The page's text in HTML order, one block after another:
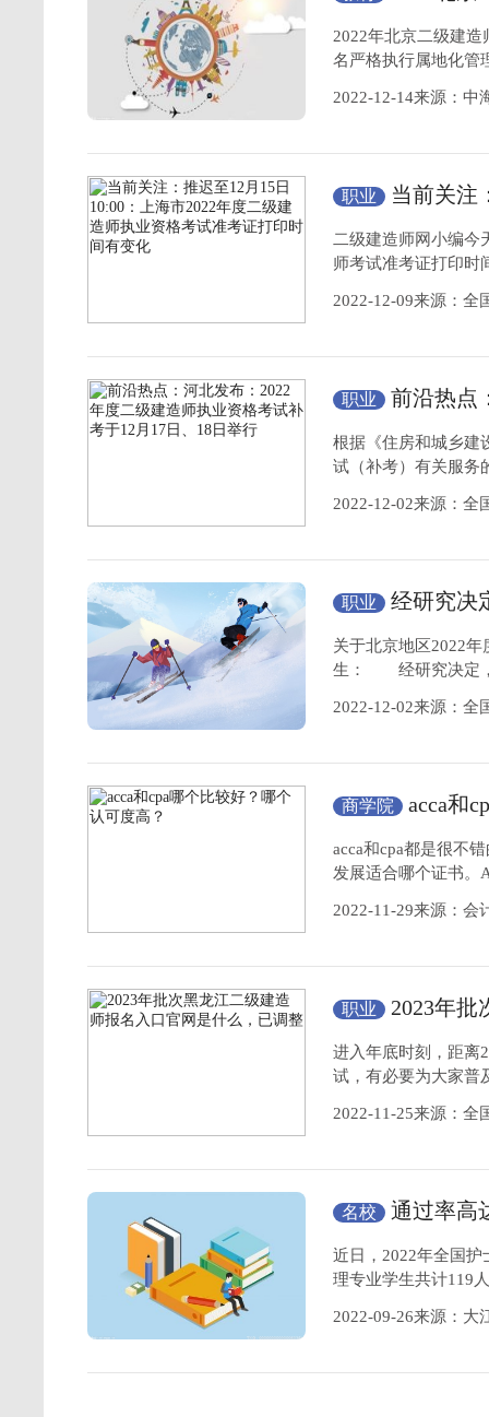
考试内容)
2022年北京二级建
名严格执行属地化管
2022-12-14来源：中
职业
当前关注
年度二级建造师
二级建造师网小编今
师考试准考证打印时
2022-12-09来源：全
职业
前沿热点
业资格考试补
根据《住房和城乡建
试（补考）有关服务
2022-12-02来源：全
职业
经研究决
资格考试调整
关于北京地区2022
生： 经研究决定，
2022-12-02来源：全
商学院 acca和
acca和cpa都是很不
发展适合哪个证书。
2022-11-29来源：会
职业
2023年批
什么，已调整
进入年底时刻，距离
试，有必要为大家普
2022-11-25来源：全
名校
通过率高
考试成绩揭晓
近日，2022年全国
理专业学生共计119
2022-09-26来源：大